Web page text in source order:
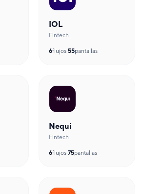
IOL
Fintech
6flujos·55pantallas
Nequi
Fintech
6flujos·75pantallas